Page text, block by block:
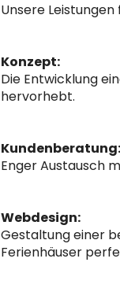
Unsere
Konzept:
Die Entwicklung
hervorhebt.
Kundenberatung:
Enger Austausch
Webdesign:
Gestaltung einer
Ferienhäuser